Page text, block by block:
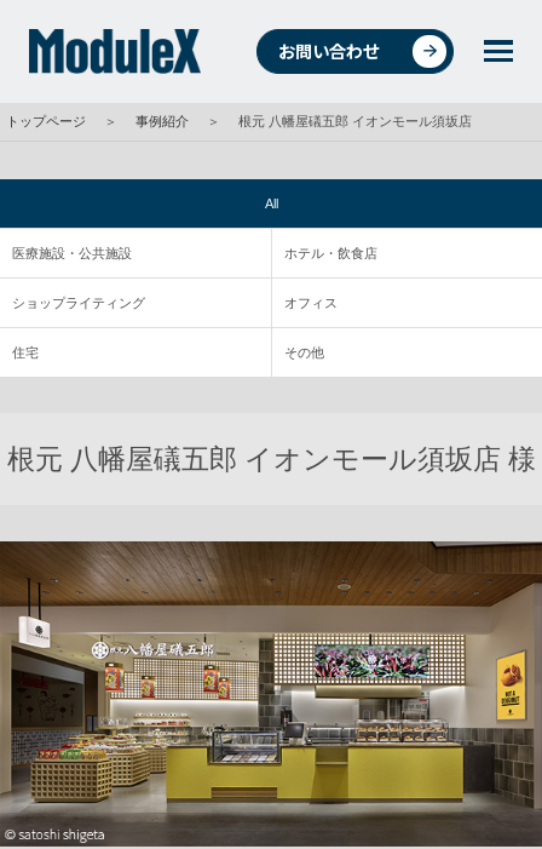
お問い合わせ
統合環境ソリューションについて
4つの事業
事例紹介
商品・データ検索
プロダクトポートフォリオ
コーポレートメッセージ
企業情報
トップページ ＞ 事例紹介 ＞ 根元 八幡屋礒五郎 イオンモール須坂店
All
医療施設・公共施設 ホテル・飲食店
ショップライティング オフィス
住宅 その他
根元 八幡屋礒五郎 イオンモール須坂店 様